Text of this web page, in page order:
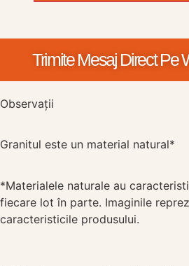
Trimite Mesaj Direct Pe
Observații
Granitul este un material natural*
*Materialele naturale au
fiecare lot în parte. Imaginile
caracteristicile produsului.